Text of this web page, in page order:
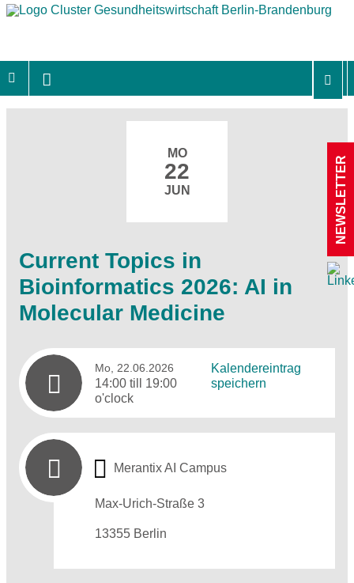
MO
22
JUN
Current Topics in
Bioinformatics 2026: AI in
Molecular Medicine
Mo, 22.06.2026
14:00 till 19:00
o'clock
Kalendereintrag
speichern
Merantix AI Campus
Max-Urich-Straße 3
13355 Berlin
NEWSLETTER